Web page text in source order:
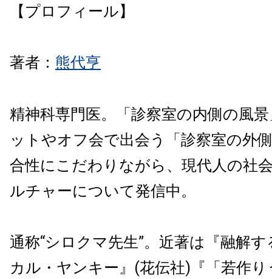
【プロフィール】
著者： 熊代亨
精神科専門医。「診察室の内側の風
ットやオフ会で出会う「診察室の外
合性にこだわりながら、現代人の社
ルチャーについて発信中。
通称“シロクマ先生”。近著は『融解
カル・ヤンキー』(花伝社)『「若作